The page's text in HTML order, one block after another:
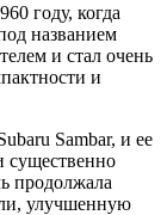
году, когда
названием
и стал очень
и
Sambar, и ее
существенно
продолжала
улучшенную